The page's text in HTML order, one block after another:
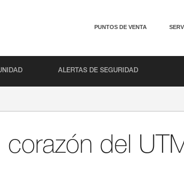
PUNTOS DE VENTA
ALERTAS DE SEGURIDAD
del